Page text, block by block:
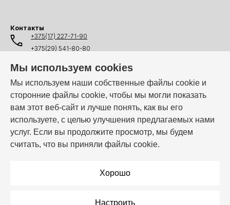
Мы используем cookies
Мы используем наши собственные файлы cookie и
сторонние файлы cookie, чтобы мы могли показать
вам этот веб-сайт и лучше понять, как вы его
используете, с целью улучшения предлагаемых нами
услуг. Если вы продолжите просмотр, мы будем
считать, что вы приняли файлы cookie.
Хорошо
Настроить
Контакты
+375(17) 227-71-90
+375(29) 541-80-80
+375(44) 541-80-80
info@i-ven.by
Мы в мессенджерах:
Режим работы: Пн–Пт: 10:00 – 19:00